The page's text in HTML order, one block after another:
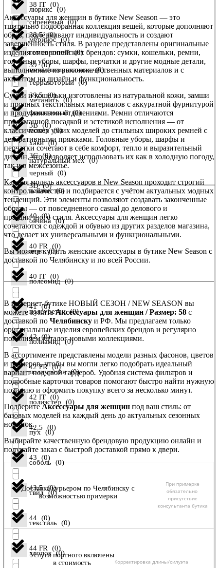
38 IT (0)
38,5 (0)
39 (0)
39,5 (0)
3B (0)
3C (0)
3D (0)
40 (0)
40 FR (0)
40 IT (0)
41 (0)
42 (0)
42 FR (0)
42 IT (0)
42,5 (0)
43 (0)
43,5 (0)
44 (0)
44 FR (0)
сиреневый (0)
темно-синий (0)
терракоторый (0)
фиолетовый (0)
хаки (0)
черный (0)
люрикс (0)
меринос (0)
металлизированная (0)
метанить (0)
мохер (0)
натуральный мех (0)
нейлон (0)
овчина (0)
перо (0)
полеомид (0)
полеуретан (0)
полиамид (0)
полиуретан (0)
полиэстер (0)
пух (0)
соболь (0)
твид (0)
текстиль (0)
хлопок (0)
Аксессуары для женщин в бутике New Season — это
тщательно подобранная коллекция вещей, которые дополняют
образ, подчёркивают индивидуальность и создают
завершённость стиля. В разделе представлены оригинальные
изделия от европейских брендов: сумки, кошельки, ремни,
головные уборы, шарфы, перчатки и другие модные детали,
выполненные из высококачественных материалов и с
акцентом на дизайн и функциональность.
Сумки и кошельки изготовлены из натуральной кожи, замши
и прочных текстильных материалов с аккуратной фурнитурой
и продуманными отделениями. Ремни отличаются
продуманной посадкой и эстетикой исполнения — от
классических узких моделей до стильных широких ремней с
декоративными пряжками. Головные уборы, шарфы и
перчатки сочетают в себе комфорт, тепло и выразительный
дизайн, что позволяет использовать их как в холодную погоду,
так и в межсезонье.
Каждая модель аксессуаров в New Season проходит строгий
контроль качества и подбирается с учётом актуальных модных
тенденций. Эти элементы позволяют создавать законченные
образы — от повседневного casual до делового и
праздничного стиля. Аксессуары для женщин легко
сочетаются с одеждой и обувью из других разделов магазина,
что делает их универсальными и функциональными.
Вы можете купить женские аксессуары в бутике New Season с
доставкой по Челябинску и по всей России.
В интернет-бутике НОВЫЙ СЕЗОН / NEW SEASON вы
можете купитьАксессуары для женщин / Размер: 58 с
доставкой по Челябинску и РФ. Мы предлагаем только
оригинальные изделия европейских брендов и регулярно
пополняем каталог новыми коллекциями.
В ассортименте представлены модели разных фасонов, цветов
и размеров, чтобы вы могли легко подобрать идеальный
вариант под свой гардероб. Удобная система фильтров и
подробные карточки товаров помогают быстро найти нужную
позицию и оформить покупку всего за несколько минут.
ПодберитеАксессуары для женщин под ваш стиль: от
базовых моделей на каждый день до актуальных сезонных
новинок.
Выбирайте качественную брендовую продукцию онлайн и
получайте заказ с быстрой доставкой прямо к двери.
Доставка курьером по Челябинску с
возможностью примерки
При примерке
обязательно
присутствие
консультанта бутика
Услуги портного включены
в стоимость
Корректировка длины/силуэта